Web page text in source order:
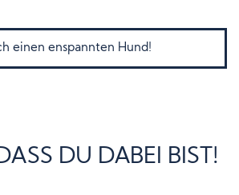
einen enspannten Hund!
DU DABEI BIST!